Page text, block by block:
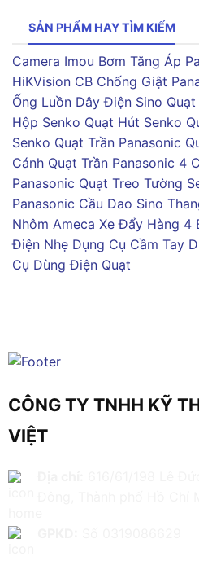
SẢN PHẨM HAY TÌM KIẾM
Camera Imou Bơm Tăng Áp
HiKVision CB Chống Giật
Ống Luồn Dây Điện Sino
Hộp Senko Quạt Hút Senko
Senko Quạt Trần Panasonic
Cánh Quạt Trần Panasonic 4
Panasonic Quạt Treo Tường
Panasonic Cầu Dao Sino
Nhôm Ameca Xe Đẩy Hàng 4
Điện Nhẹ Dụng Cụ Cầm Tay
Cụ Dùng Điện Quạt
CÔNG TY TNHH KỸ
VIỆT